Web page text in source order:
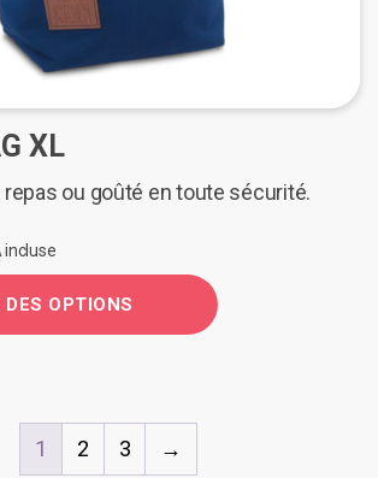
XL
ou goûté en toute sécurité.
incluse
DES OPTIONS
1 2 3 →